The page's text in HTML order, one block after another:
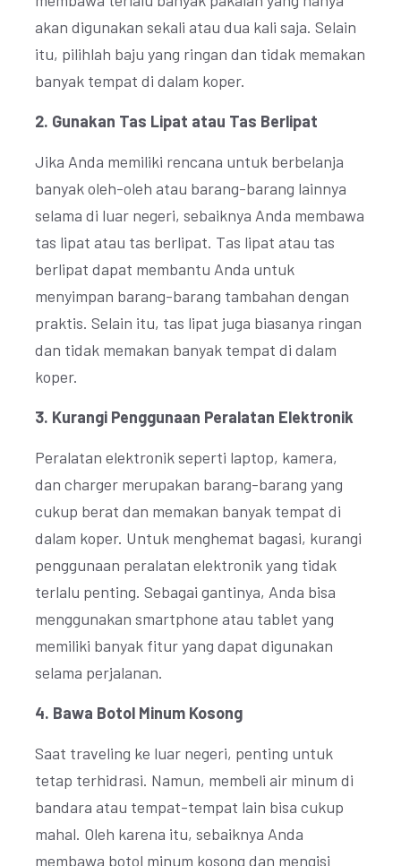
akan digunakan sekali atau dua kali saja. Selain
itu, pilihlah baju yang ringan dan tidak memakan
banyak tempat di dalam koper.
2. Gunakan Tas Lipat atau Tas Berlipat
Jika Anda memiliki rencana untuk berbelanja
banyak oleh-oleh atau barang-barang lainnya
selama di luar negeri, sebaiknya Anda membawa
tas lipat atau tas berlipat. Tas lipat atau tas
berlipat dapat membantu Anda untuk
menyimpan barang-barang tambahan dengan
praktis. Selain itu, tas lipat juga biasanya ringan
dan tidak memakan banyak tempat di dalam
koper.
3. Kurangi Penggunaan Peralatan Elektronik
Peralatan elektronik seperti laptop, kamera,
dan charger merupakan barang-barang yang
cukup berat dan memakan banyak tempat di
dalam koper. Untuk menghemat bagasi, kurangi
penggunaan peralatan elektronik yang tidak
terlalu penting. Sebagai gantinya, Anda bisa
menggunakan smartphone atau tablet yang
memiliki banyak fitur yang dapat digunakan
selama perjalanan.
4. Bawa Botol Minum Kosong
Saat traveling ke luar negeri, penting untuk
tetap terhidrasi. Namun, membeli air minum di
bandara atau tempat-tempat lain bisa cukup
mahal. Oleh karena itu, sebaiknya Anda
membawa botol minum kosong dan mengisi